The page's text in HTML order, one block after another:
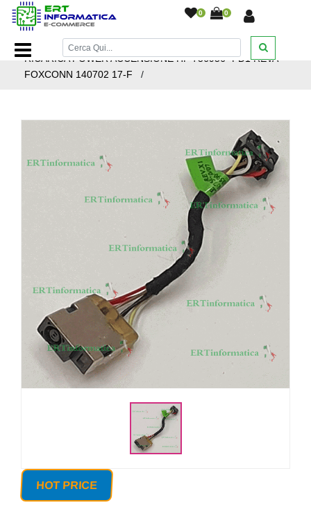
0 0
Home Page/Ricambi Notebook/Connettori/FLAT
RICARICA POWER ACCENSIONE HP 756956 -FD1 REVA
FOXCONN 140702 17-F
/
HOT PRICE